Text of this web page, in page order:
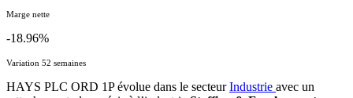
Marge nette
-18.96%
Variation 52 semaines
HAYS PLC ORD 1P évolue dans le secteurIndustrie avec un